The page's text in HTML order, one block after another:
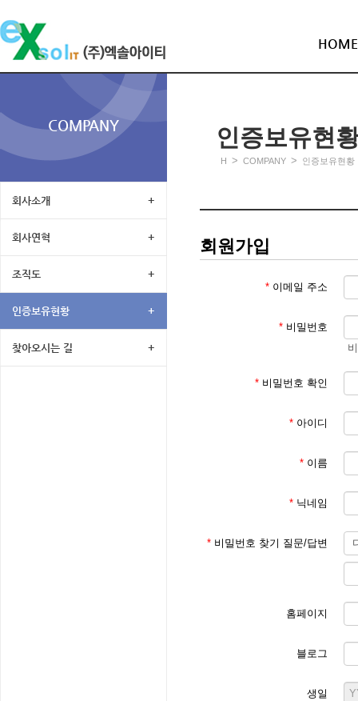
HOME
COMPANY
회사소개 +
회사연혁 +
조직도 +
인증보유현황 +
찾아오시는 길 +
인증보유현
H > COMPANY > 인증보유현황
회원가입
* 이메일 주소
* 비밀번호
* 비밀번호 확인
* 아이디
* 이름
* 닉네임
* 비밀번호 찾기 질문/답변
홈페이지
블로그
생일